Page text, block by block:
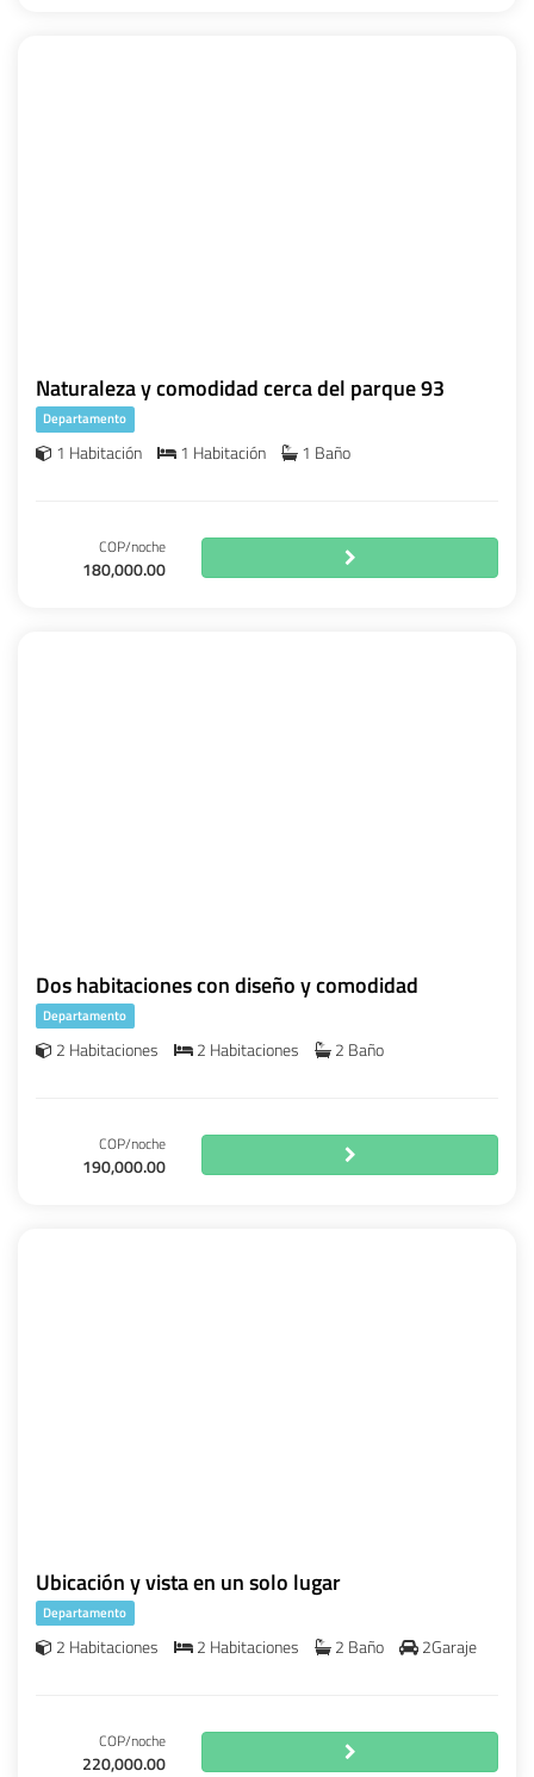
Naturaleza y comodidad cerca del parque 93
Departamento
1 Habitación 1 Habitación 1 Baño
COP/noche
180,000.00
Dos habitaciones con diseño y comodidad
Departamento
2 Habitaciones 2 Habitaciones 2 Baño
COP/noche
190,000.00
Ubicación y vista en un solo lugar
Departamento
2 Habitaciones 2 Habitaciones 2 Baño 2Garaje
COP/noche
220,000.00